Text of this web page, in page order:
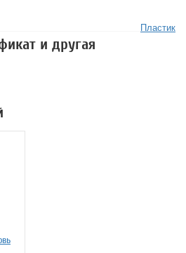
Пластик
и другая